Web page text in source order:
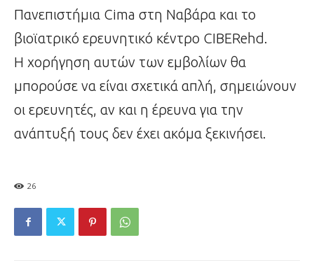
Πανεπιστήμια Cima στη Ναβάρα και το
βιοϊατρικό ερευνητικό κέντρο CIBERehd.
Η χορήγηση αυτών των εμβολίων θα
μπορούσε να είναι σχετικά απλή, σημειώνουν
οι ερευνητές, αν και η έρευνα για την
ανάπτυξή τους δεν έχει ακόμα ξεκινήσει.
26